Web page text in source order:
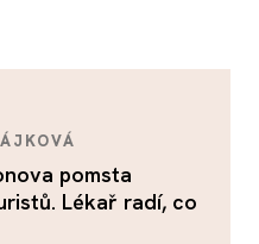
pomsta
Lékař radí, co